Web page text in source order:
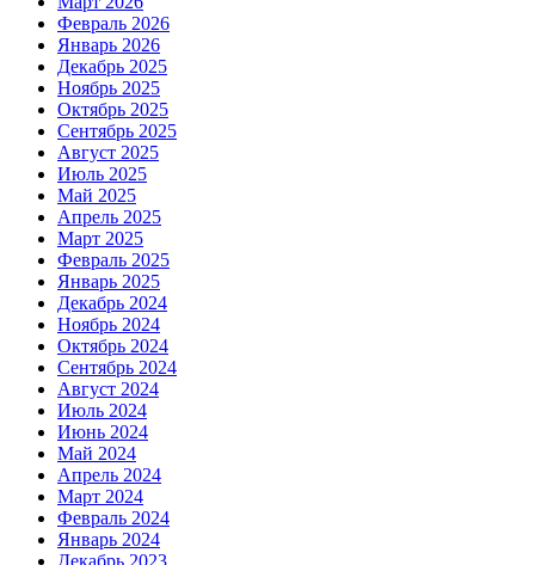
Февраль 2026
Январь 2026
Декабрь 2025
Ноябрь 2025
Октябрь 2025
Сентябрь 2025
Август 2025
Июль 2025
Май 2025
Апрель 2025
Март 2025
Февраль 2025
Январь 2025
Декабрь 2024
Ноябрь 2024
Октябрь 2024
Сентябрь 2024
Август 2024
Июль 2024
Июнь 2024
Май 2024
Апрель 2024
Март 2024
Февраль 2024
Январь 2024